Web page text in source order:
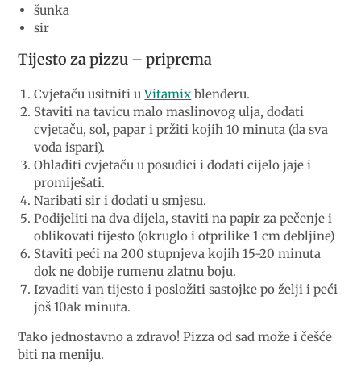
šunka
sir
Tijesto za pizzu – priprema
Cvjetaču usitniti uVitamix blenderu.
Staviti na tavicu malo maslinovog ulja, dodati
cvjetaču, sol, papar i pržiti kojih 10 minuta (da sva
voda ispari).
Ohladiti cvjetaču u posudici i dodati cijelo jaje i
promiješati.
Naribati sir i dodati u smjesu.
Podijeliti na dva dijela, staviti na papir za pečenje i
oblikovati tijesto (okruglo i otprilike 1 cm debljine)
Staviti peći na 200 stupnjeva kojih 15-20 minuta
dok ne dobije rumenu zlatnu boju.
Izvaditi van tijesto i posložiti sastojke po želji i peći
još 10ak minuta.
Tako jednostavno a zdravo! Pizza od sad može i češće
biti na meniju.